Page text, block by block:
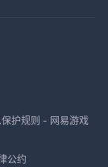
护规则 - 网易游戏
公约